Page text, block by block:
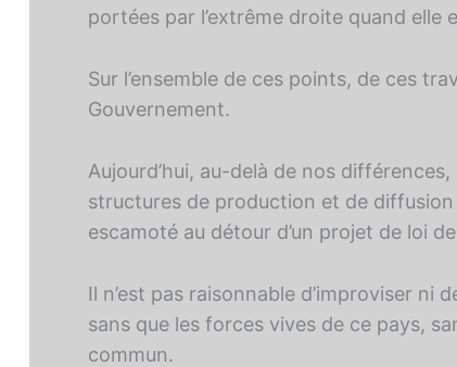
portées par l’extrême droite quand elle
Sur l’ensemble de ces points, de ces
Gouvernement.
Aujourd’hui, au-delà de nos
structures de production et de
escamoté au détour d’un projet de loi
Il n’est pas raisonnable d’improviser ni
sans que les forces vives de ce pays,
commun.